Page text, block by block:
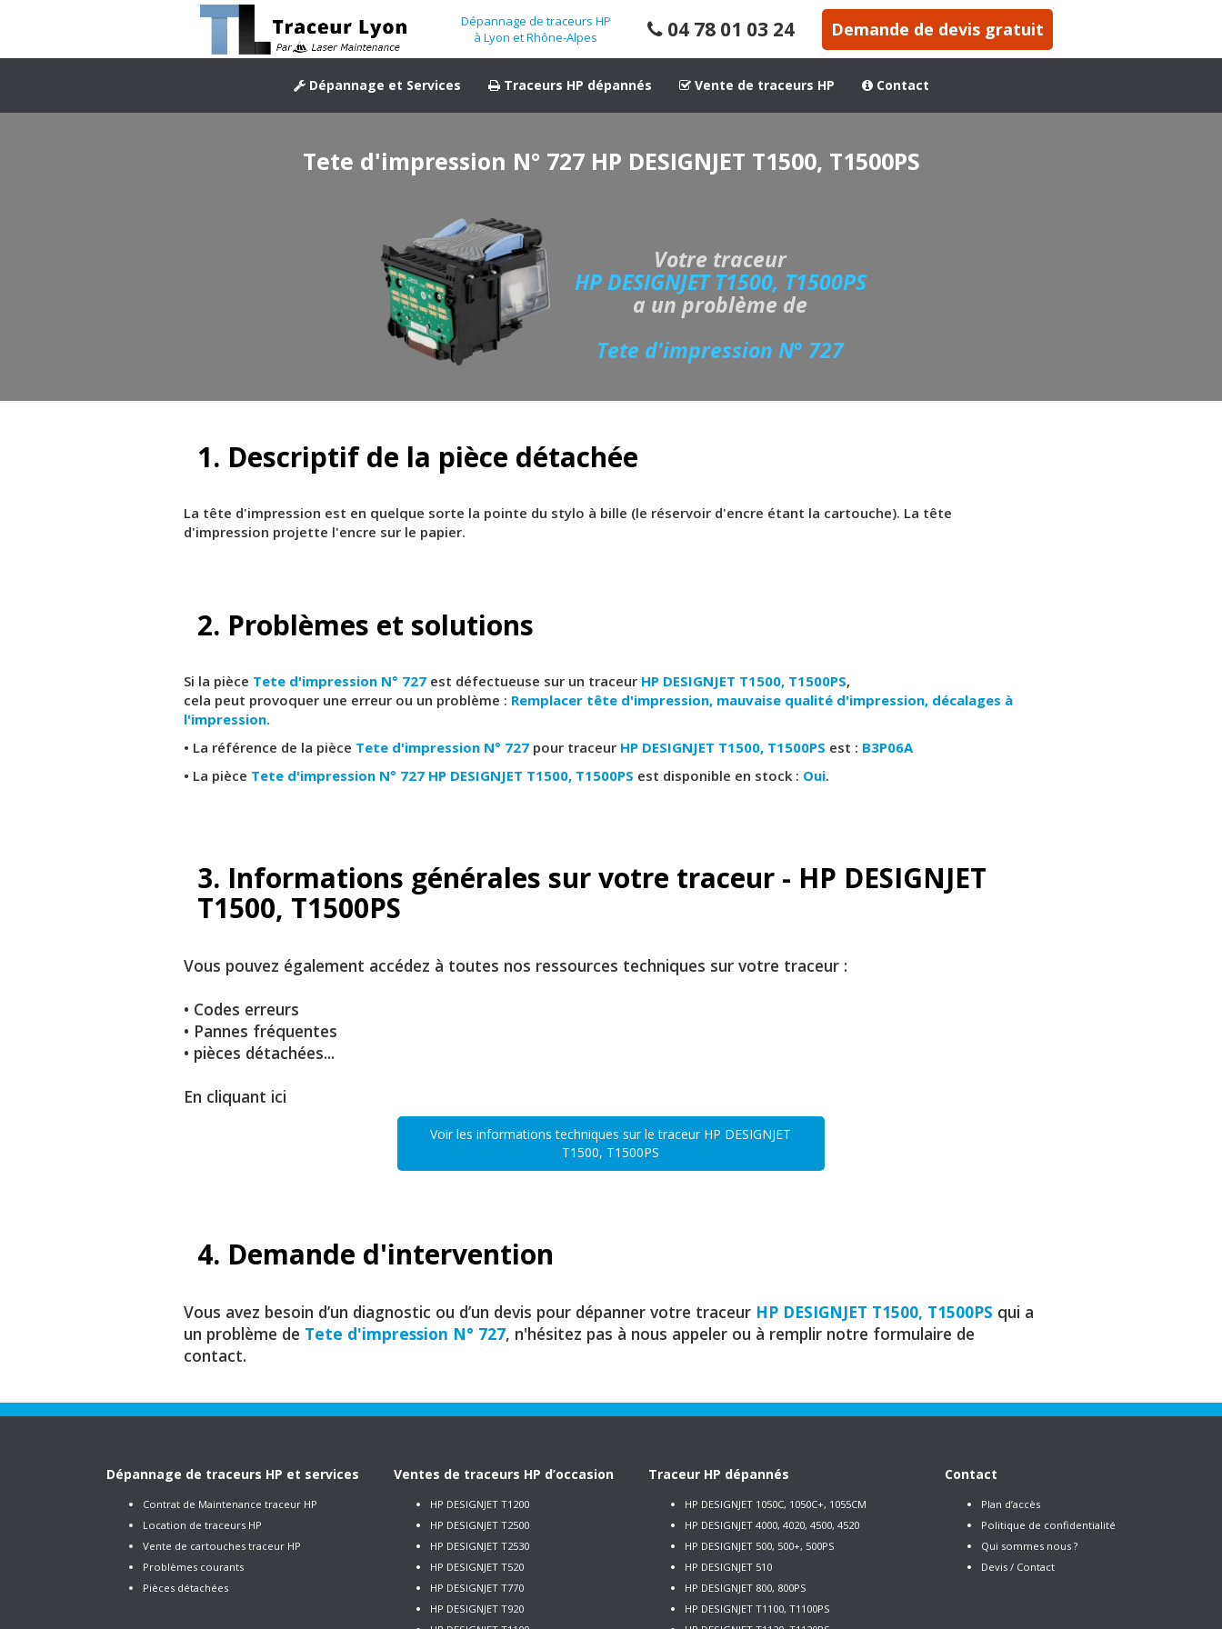
Dépannage de traceurs HP
à Lyon et Rhône-Alpes
04 78 01 03 24 Demande de devis gratuit
Dépannage et Services Traceurs HP dépannés Vente de traceurs HP Contact
Tete d'impression N° 727 HP DESIGNJET T1500, T1500PS
Votre traceur
HP DESIGNJET T1500, T1500PS
a un problème de
Tete d'impression N° 727
1. Descriptif de la pièce détachée
La tête d'impression est en quelque sorte la pointe du stylo à bille (le réservoir d'encre étant la cartouche). La tête
d'impression projette l'encre sur le papier.
2. Problèmes et solutions
Si la pièce Tete d'impression N° 727est défectueuse sur un traceur HP DESIGNJET T1500, T1500PS,
cela peut provoquer une erreur ou un problème : Remplacer tête d'impression, mauvaise qualité d'impression, décalages à
l'impression.
• La référence de la pièce Tete d'impression N° 727pour traceur HP DESIGNJET T1500, T1500PS est : B3P06A
• La pièce Tete d'impression N° 727 HP DESIGNJET T1500, T1500PS est disponible en stock : Oui.
3. Informations générales sur votre traceur - HP DESIGNJET
T1500, T1500PS
Vous pouvez également accédez à toutes nos ressources techniques sur votre traceur :
• Codes erreurs
• Pannes fréquentes
• pièces détachées...
En cliquant ici
Voir les informations techniques sur le traceur HP DESIGNJET
T1500, T1500PS
4. Demande d'intervention
Vous avez besoin d’un diagnostic ou d’un devis pour dépanner votre traceur HP DESIGNJET T1500, T1500PS qui a
un problème de Tete d'impression N° 727, n'hésitez pas à nous appeler ou à remplir notre formulaire de
contact.
Dépannage de traceurs HP et services
Contrat de Maintenance traceur HP
Location de traceurs HP
Vente de cartouches traceur HP
Problèmes courants
Pièces détachées
Ventes de traceurs HP d’occasion
HP DESIGNJET T1200
HP DESIGNJET T2500
HP DESIGNJET T2530
HP DESIGNJET T520
HP DESIGNJET T770
HP DESIGNJET T920
Traceur HP dépannés
HP DESIGNJET 1050C, 1050C+, 1055CM
HP DESIGNJET 4000, 4020, 4500, 4520
HP DESIGNJET 500, 500+, 500PS
HP DESIGNJET 510
HP DESIGNJET 800, 800PS
HP DESIGNJET T1100, T1100PS
Contact
Plan d’accès
Politique de confidentialité
Qui sommes nous ?
Devis / Contact